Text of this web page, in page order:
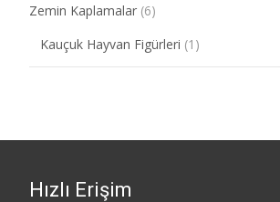
Zemin Kaplamalar (6)
Kauçuk Hayvan Figürleri (1)
Hızlı Erişim